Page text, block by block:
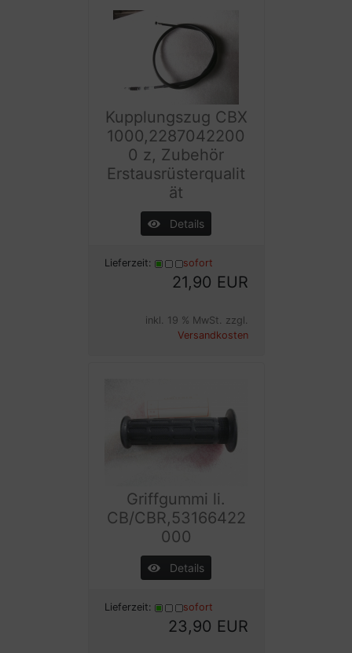
Kupplungszug CBX
1000,2287042200
0 z, Zubehör
Erstausrüsterqualit
ät
Details
Lieferzeit: sofort
21,90 EUR
inkl. 19 % MwSt. zzgl.
Versandkosten
Griffgummi li.
CB/CBR,53166422
000
Details
Lieferzeit: sofort
23,90 EUR